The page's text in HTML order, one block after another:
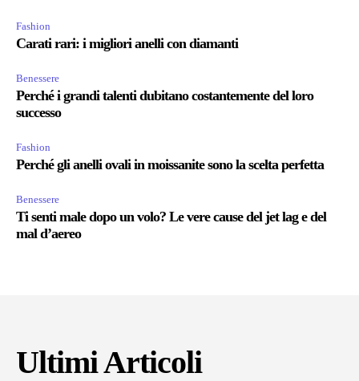
Fashion
Carati rari: i migliori anelli con diamanti
Benessere
Perché i grandi talenti dubitano costantemente del loro
successo
Fashion
Perché gli anelli ovali in moissanite sono la scelta perfetta
Benessere
Ti senti male dopo un volo? Le vere cause del jet lag e del
mal d’aereo
Ultimi Articoli